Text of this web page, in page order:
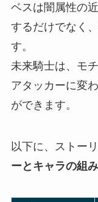
ベスは闇属性の
するだけでなく
す。
未来騎士は、モ
アタッカーに変
ができます。
以下に、ストー
ーとキャラの組